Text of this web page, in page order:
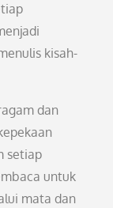
kisah-
dan
setiap
untuk
mata dan